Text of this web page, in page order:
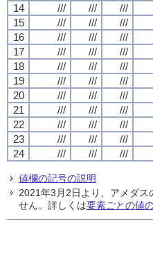
14
/// /// ///
15
/// /// ///
16
/// /// ///
17
/// /// ///
18
/// /// ///
19
/// /// ///
20
/// /// ///
21
/// /// ///
22
/// /// ///
23
/// /// ///
24
/// /// ///
値欄の記号の説明
2021年3月2日より、アメダ
せん。詳しくは要素ごとの値